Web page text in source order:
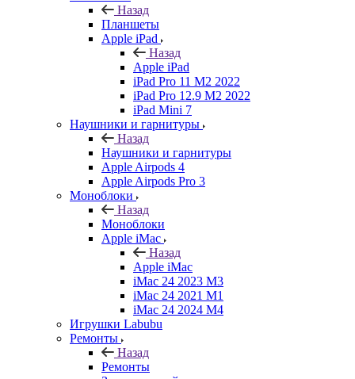
Назад
Планшеты
Apple iPad
Назад
Apple iPad
iPad Pro 11 M2 2022
iPad Pro 12.9 M2 2022
iPad Mini 7
Наушники и гарнитуры
Назад
Наушники и гарнитуры
Apple Airpods 4
Apple Airpods Pro 3
Моноблоки
Назад
Моноблоки
Apple iMac
Назад
Apple iMac
iMac 24 2023 M3
iMac 24 2021 M1
iMac 24 2024 M4
Игрушки Labubu
Ремонты
Назад
Ремонты